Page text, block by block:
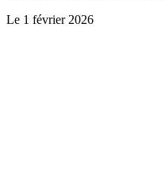
Le 1 février 2026